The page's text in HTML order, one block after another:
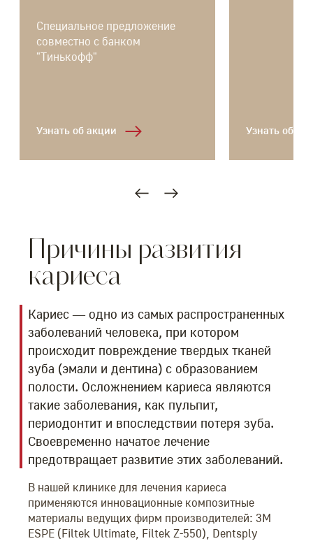
Специальное предложение
совместно с банком
"Тинькофф"
Узнать об акции Узнать об
Причины развития
кариеса
Кариес — одно из самых распространенных
заболеваний человека, при котором
происходит повреждение твердых тканей
зуба (эмали и дентина) с образованием
полости. Осложнением кариеса являются
такие заболевания, как пульпит,
периодонтит и впоследствии потеря зуба.
Своевременно начатое лечение
предотвращает развитие этих заболеваний.
В нашей клинике для лечения кариеса
применяются инновационные композитные
материалы ведущих фирм производителей: 3M
ESPE (Filtek Ultimate, Filtek Z-550), Dentsply